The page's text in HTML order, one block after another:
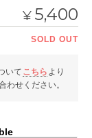
¥ 5,400
SOLD OUT
いて こちら より
わせください。